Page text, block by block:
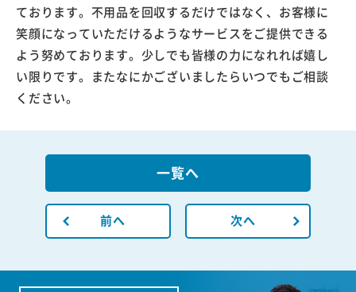
ております。不用品を回収するだけではなく、お客様に
笑顔になっていただけるようなサービスをご提供できる
よう努めております。少しでも皆様の力になれれば嬉し
い限りです。またなにかございましたらいつでもご相談
ください。
前へ
一覧へ
次へ